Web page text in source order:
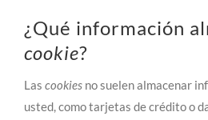
¿Qué información
cookie?
Las cookies no suelen almacenar
usted, como tarjetas de crédito o